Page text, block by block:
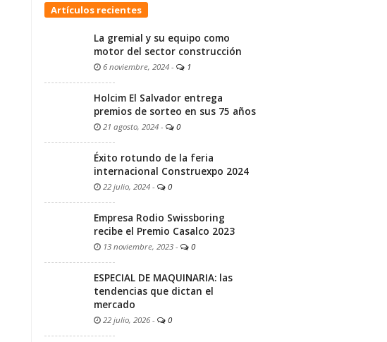
Artículos recientes
La gremial y su equipo como
motor del sector construcción
6 noviembre, 2024 - 1
Holcim El Salvador entrega
premios de sorteo en sus 75 años
21 agosto, 2024 - 0
Éxito rotundo de la feria
internacional Construexpo 2024
22 julio, 2024 - 0
Empresa Rodio Swissboring
recibe el Premio Casalco 2023
13 noviembre, 2023 - 0
ESPECIAL DE MAQUINARIA: las
tendencias que dictan el
mercado
22 julio, 2026 - 0